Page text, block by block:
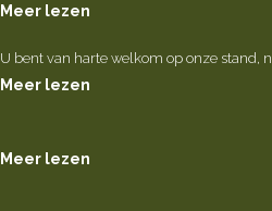
Meer lezen
U bent van harte welkom op onze stand,
Meer lezen
Meer lezen